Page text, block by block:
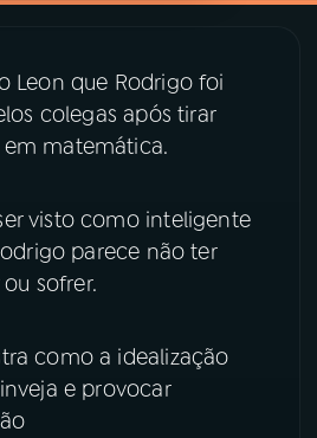
MEC
Facebook
Leon que Rodrigo foi
colegas após tirar
matemática.
visto como inteligente
parece não ter
sofrer.
como a idealização
e provocar